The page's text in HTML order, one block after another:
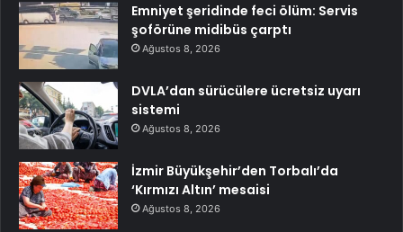
Emniyet şeridinde feci ölüm: Servis
şoförüne midibüs çarptı
Ağustos 8, 2026
DVLA’dan sürücülere ücretsiz uyarı
sistemi
Ağustos 8, 2026
İzmir Büyükşehir’den Torbalı’da
‘Kırmızı Altın’ mesaisi
Ağustos 8, 2026